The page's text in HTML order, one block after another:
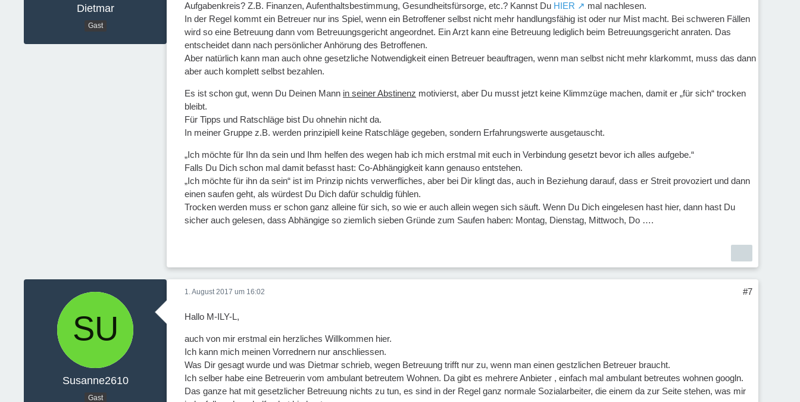
Dietmar
Gast
Aufgabenkreis? Z.B. Finanzen, Aufenthaltsbestimmung, Gesundheitsfürsorge, etc.? Kannst Du HIER
mal nachlesen.
In der Regel kommt ein Betreuer nur ins Spiel, wenn ein Betroffener selbst nicht mehr handlungsfähig ist oder nur Mist macht. Bei schweren Fällen
wird so eine Betreuung dann vom Betreuungsgericht angeordnet. Ein Arzt kann eine Betreuung lediglich beim Betreuungsgericht anraten. Das
entscheidet dann nach persönlicher Anhörung des Betroffenen.
Aber natürlich kann man auch ohne gesetzliche Notwendigkeit einen Betreuer beauftragen, wenn man selbst nicht mehr klarkommt, muss das dann
aber auch komplett selbst bezahlen.
Es ist schon gut, wenn Du Deinen Mann in seiner Abstinenz motivierst, aber Du musst jetzt keine Klimmzüge machen, damit er „für sich“ trocken
bleibt.
Für Tipps und Ratschläge bist Du ohnehin nicht da.
In meiner Gruppe z.B. werden prinzipiell keine Ratschläge gegeben, sondern Erfahrungswerte ausgetauscht.
„Ich möchte für Ihn da sein und Ihm helfen des wegen hab ich mich erstmal mit euch in Verbindung gesetzt bevor ich alles aufgebe.“
Falls Du Dich schon mal damit befasst hast: Co-Abhängigkeit kann genauso entstehen.
„Ich möchte für ihn da sein“ ist im Prinzip nichts verwerfliches, aber bei Dir klingt das, auch in Beziehung darauf, dass er Streit provoziert und dann
einen saufen geht, als würdest Du Dich dafür schuldig fühlen.
Trocken werden muss er schon ganz alleine für sich, so wie er auch allein wegen sich säuft. Wenn Du Dich eingelesen hast hier, dann hast Du
sicher auch gelesen, dass Abhängige so ziemlich sieben Gründe zum Saufen haben: Montag, Dienstag, Mittwoch, Do ….
Susanne2610
Gast
1. August 2017 um 16:02 #7
Hallo M-ILY-L,
auch von mir erstmal ein herzliches Willkommen hier.
Ich kann mich meinen Vorrednern nur anschliessen.
Was Dir gesagt wurde und was Dietmar schrieb, wegen Betreuung trifft nur zu, wenn man einen gestzlichen Betreuer braucht.
Ich selber habe eine Betreuerin vom ambulant betreutem Wohnen. Da gibt es mehrere Anbieter , einfach mal ambulant betreutes wohnen googln.
Das ganze hat mit gesetzlicher Betreuung nichts zu tun, es sind in der Regel ganz normale Sozialarbeiter, die einem da zur Seite stehen, was mir